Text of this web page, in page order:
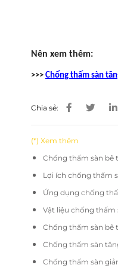
Nên xem thêm:
>>> Chống thấm sàn
Chia sẻ:
(*) Xem thêm
Chống thấm sàn bê
Lợi ích chống thấm
Ứng dụng chống
Vật liệu chống thấm
Chống thấm sàn bê
Chống thấm sàn
Chống thấm sàn